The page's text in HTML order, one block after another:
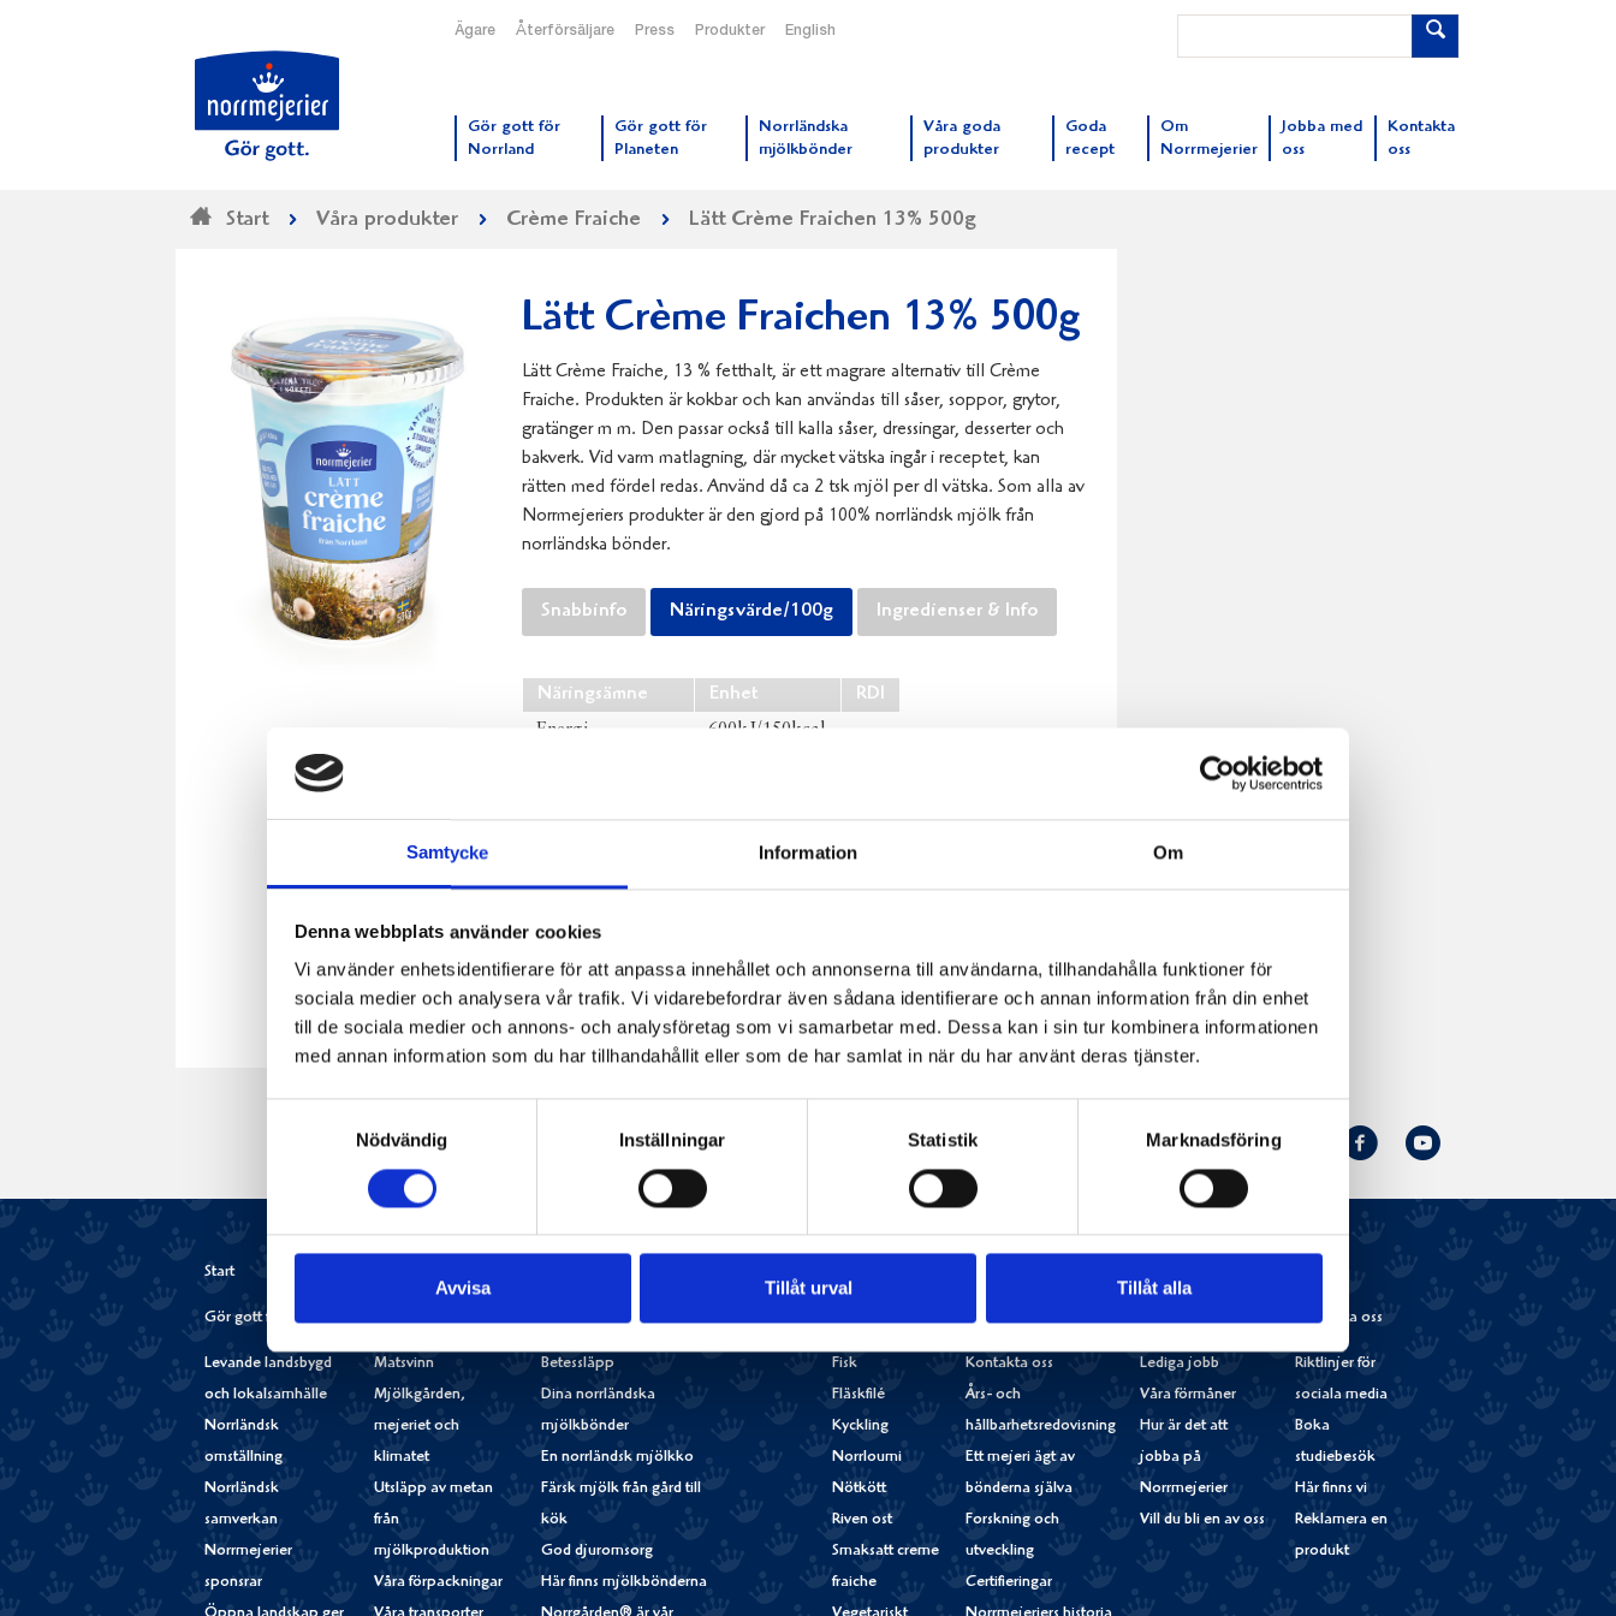
Samtycke Information Om
Denna webbplats använder cookies
Vi använder enhetsidentifierare för att anpassa innehållet och annonserna till användarna, tillhandahålla funktioner för
sociala medier och analysera vår trafik. Vi vidarebefordrar även sådana identifierare och annan information från din enhet
till de sociala medier och annons- och analysföretag som vi samarbetar med. Dessa kan i sin tur kombinera informationen
med annan information som du har tillhandahållit eller som de har samlat in när du har använt deras tjänster.
Nödvändig
Inställningar Statistik Marknadsföring
Avvisa Tillåt urval Tillåt alla
Ägare Återförsäljare Press Produkter English
Gör gott för
Norrland
Gör gott för
Planeten
Norrländska
mjölkbönder
Våra goda
produkter
Goda
recept
Om
Norrmejerier
Jobba med
oss
Kontakta
oss
Start Våra produkter Crème Fraiche Lätt Crème Fraichen 13% 500g
Lätt Crème Fraichen 13% 500g
Lätt Crème Fraiche, 13 % fetthalt, är ett magrare alternativ till Crème
Fraiche. Produkten är kokbar och kan användas till såser, soppor, grytor,
gratänger m m. Den passar också till kalla såser, dressingar, desserter och
bakverk. Vid varm matlagning, där mycket vätska ingår i receptet, kan
rätten med fördel redas. Använd då ca 2 tsk mjöl per dl vätska. Som alla av
Norrmejeriers produkter är den gjord på 100% norrländsk mjölk från
norrländska bönder.
Snabbinfo Näringsvärde/100g Ingredienser & Info
Näringsämne Enhet
RDI
Energi
600kJ/150kcal
Salt
Dela
på
Dela
på
Dela
på
Dela
via
Skriv
ut
Följ oss:
Norrmejerier
Instagram
Facebook
Youtube
Start
Gör gott för Norrland
Levande landsbygd
och lokalsamhälle
Norrländsk
omställning
Norrländsk
samverkan
Norrmejerier
sponsrar
Matsvinn
Mjölkgården,
mejeriet och
klimatet
Utsläpp av metan
från
mjölkproduktion
Våra förpackningar
Norrländska mjölkbönder
Betessläpp
Dina norrländska
mjölkbönder
En norrländsk mjölkko
Färsk mjölk från gård till
kök
God djuromsorg
Här finns mjölkbönderna
Fisk
Fläskfilé
Kyckling
Norrloumi
Nötkött
Riven ost
Smaksatt creme
fraiche
Om Norrmejerier
Kontakta oss
Års- och
hållbarhetsredovisning
Ett mejeri ägt av
bönderna själva
Forskning och
utveckling
Certifieringar
Lediga jobb
Våra förmåner
Hur är det att
jobba på
Norrmejerier
Vill du bli en av oss
Kontakta oss
Riktlinjer för
sociala media
Boka
studiebesök
Här finns vi
Reklamera en
produkt